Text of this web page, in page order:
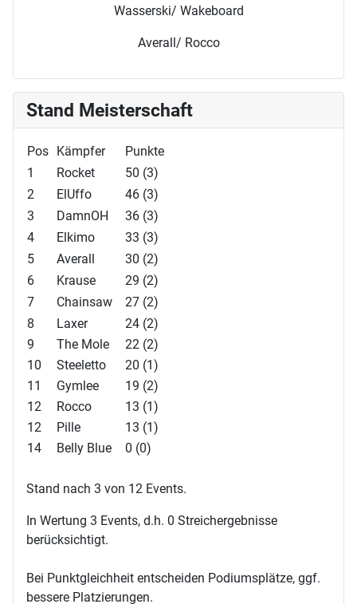
Wasserski/ Wakeboard
Averall/ Rocco
Stand Meisterschaft
Pos Kämpfer
Punkte
1
Rocket
50 (3)
2
ElUffo
46 (3)
3
DamnOH
36 (3)
4
Elkimo
33 (3)
5
Averall
30 (2)
6
Krause
29 (2)
7
Chainsaw
27 (2)
8
Laxer
24 (2)
9
The Mole
22 (2)
10
Steeletto
20 (1)
11
Gymlee
19 (2)
12
Rocco
13 (1)
12
Pille
13 (1)
14
Belly Blue 0 (0)
Stand nach 3 von 12 Events.
In Wertung 3 Events, d.h. 0 Streichergebnisse
berücksichtigt.
Bei Punktgleichheit entscheiden Podiumsplätze, ggf.
bessere Platzierungen.